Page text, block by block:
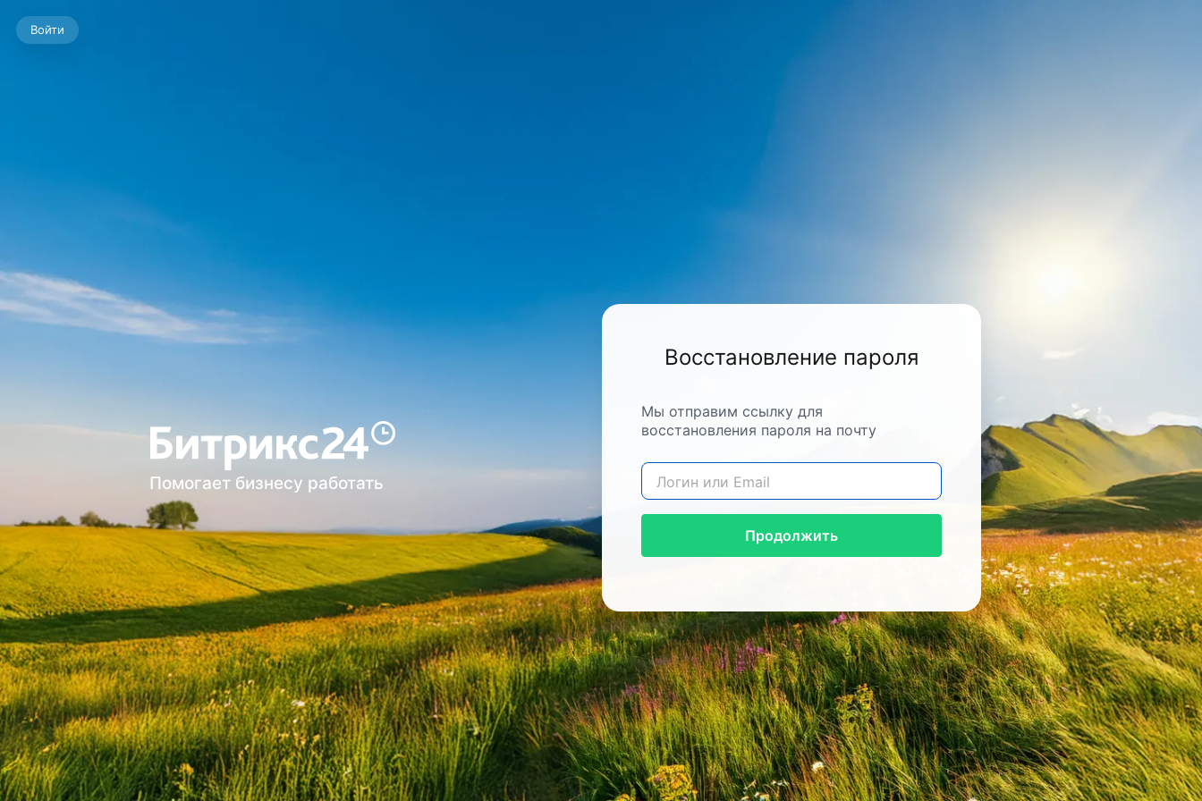
Войти
Помогает бизнесу работать
Восстановление пароля
Мы отправим ссылку для
восстановления пароля на почту
Продолжить